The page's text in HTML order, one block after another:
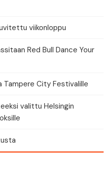
viikonloppu
Red Bull Dance Your
Tampere City Festivalille
valittu Helsingin